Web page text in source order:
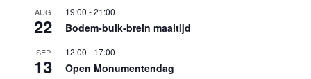
AUG
22
19:00 -21:00
Bodem-buik-brein maaltijd
SEP
13
12:00 - 17:00
Open Monumentendag